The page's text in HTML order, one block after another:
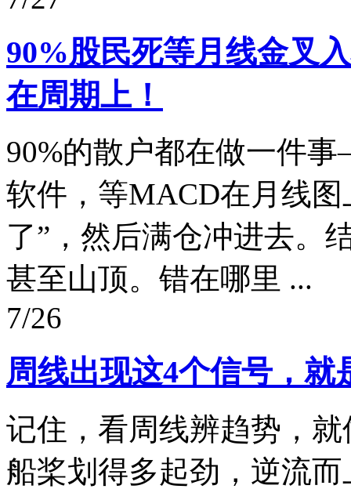
90%股民死等月线金叉
在周期上！
90%的散户都在做一件
软件，等MACD在月线
了”，然后满仓冲进去。
甚至山顶。错在哪里 ...
7/26
周线出现这4个信号，就
记住，看周线辨趋势，
船桨划得多起劲，逆流